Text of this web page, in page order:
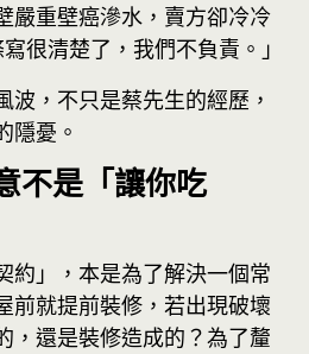
嚴重壁癌滲水，賣方卻冷冷
很清楚了，我們不負責。」
波，不只是蔡先生的經歷，
隱憂。
不是「讓你吃
約」，本是為了解決一個常
前就提前裝修，若出現破壞
，還是裝修造成的？為了釐